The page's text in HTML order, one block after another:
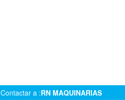
Contactar a :RN MAQUINARIAS